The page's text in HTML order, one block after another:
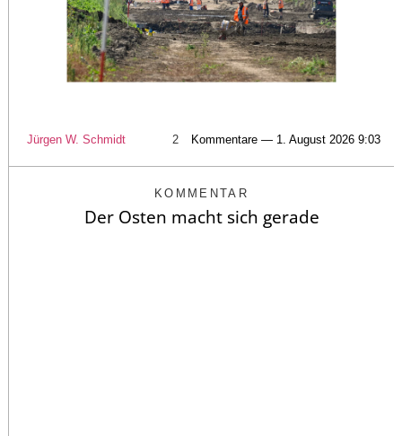
Jürgen W. Schmidt 2 Kommentare — 1. August 2026 9:03
KOMMENTAR
Der Osten macht sich gerade